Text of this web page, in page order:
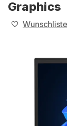
Graphics
Wunschliste